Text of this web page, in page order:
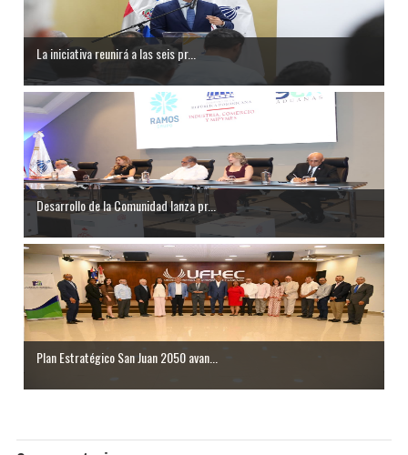
La iniciativa reunirá a las seis pr...
Desarrollo de la Comunidad lanza pr...
Plan Estratégico San Juan 2050 avan...